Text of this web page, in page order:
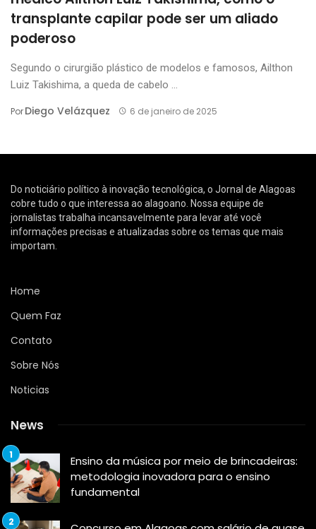
transplante capilar pode ser um aliado
poderoso
Segundo o cirurgião plástico de modelos e famosos, Ailthon
Luiz Takishima, a queda de cabelo ...
PorDiego Velázquez 6 de janeiro de 2025
Do noticiário político à inovação tecnológica, o Jornal de Alagoas
cobre tudo o que interessa ao alagoano. Nossa equipe de
jornalistas trabalha incansavelmente para levar até você
informações precisas e atualizadas sobre os temas que mais
importam.
Home
Quem Faz
Contato
Sobre Nós
Noticias
News
Ensino da música por meio de brincadeiras:
metodologia inovadora para o ensino
fundamental